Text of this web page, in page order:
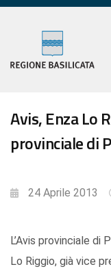
Avis, Enza Lo
provinciale di
24 Aprile 2013
L’Avis provinciale di
Lo Riggio, già vice